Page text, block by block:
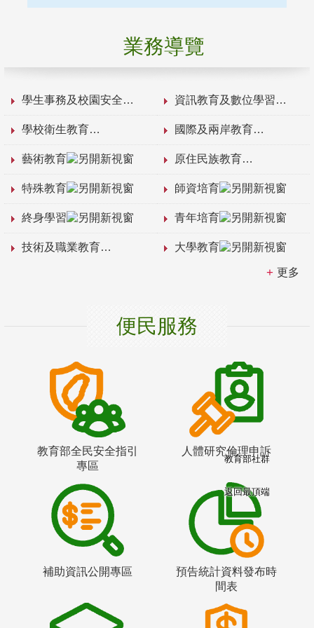
業務導覽
學生事務及校園安全 資訊教育及數位學習
學校衛生教育 國際及兩岸教育
藝術教育 原住民族教育
特殊教育 師資培育
終身學習 青年培育
技術及職業教育 大學教育
更多
便民服務
教育部全民安全指引
專區
人體研究倫理申訴
補助資訊公開專區
預告統計資料發布時
間表
教育部社群
返回最頂端